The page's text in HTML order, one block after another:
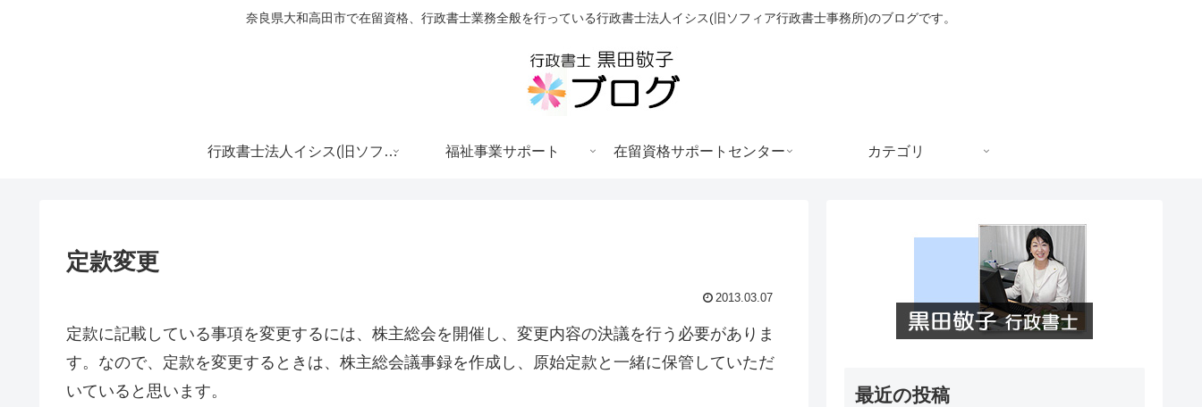
奈良県大和高田市で在留資格、行政書士業務全般を行っている行政書士法人イシス(旧ソフィア行政書士事務所)のブログです。
行政書士法人イシス(旧ソフィア行政書士事務所) 福祉事業サポート 在留資格サポートセンター カテゴリ
定款変更
2013.03.07
定款に記載している事項を変更するには、株主総会を開催し、変更内容の決議を行う必要がありま
す。なので、定款を変更するときは、株主総会議事録を作成し、原始定款と一緒に保管していただ
いていると思います。
最近の投稿